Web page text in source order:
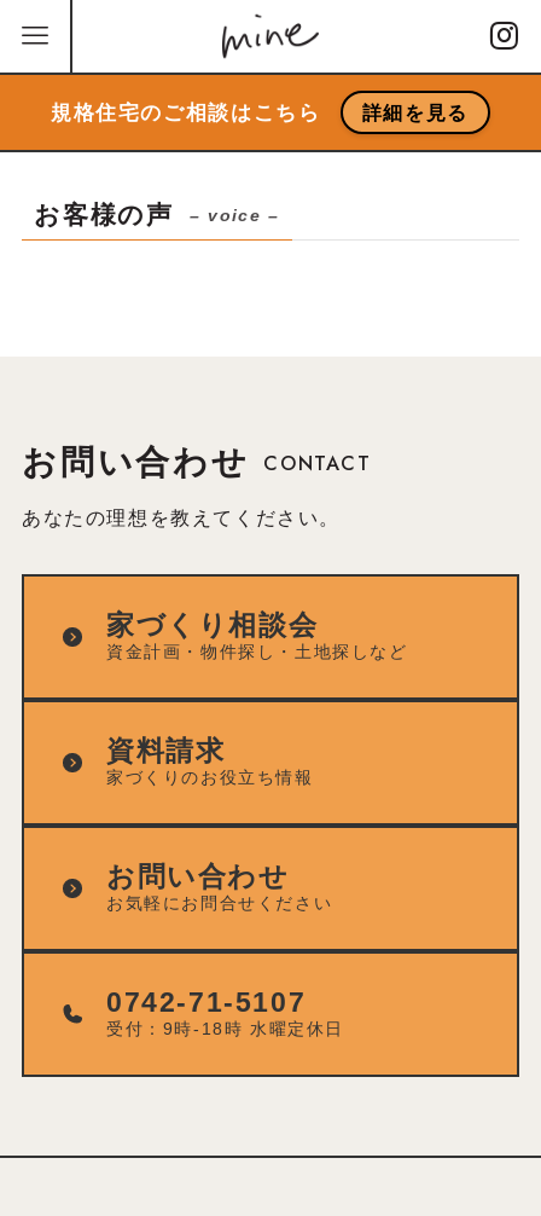
規格住宅のご相談はこちら 詳細を見る
お客様の声 – voice –
お問い合わせ CONTACT
あなたの理想を教えてください。
家づくり相談会
資金計画・物件探し・土地探しなど
資料請求
家づくりのお役立ち情報
お問い合わせ
お気軽にお問合せください
0742-71-5107
受付：9時-18時 水曜定休日